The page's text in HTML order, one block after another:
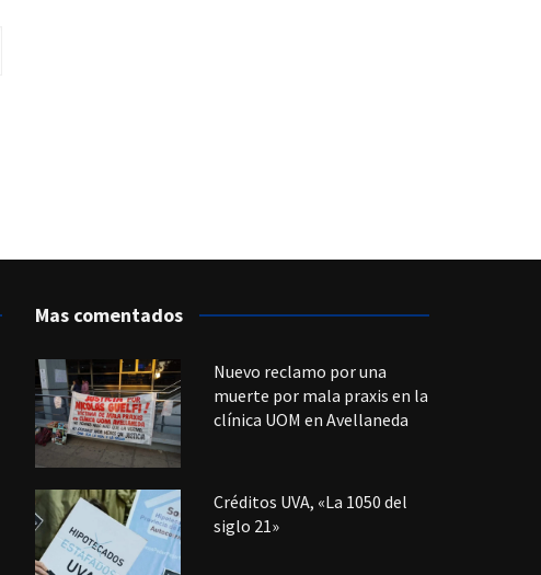
Mas comentados
Nuevo reclamo por una
muerte por mala praxis en la
clínica UOM en Avellaneda
Créditos UVA, «La 1050 del
siglo 21»